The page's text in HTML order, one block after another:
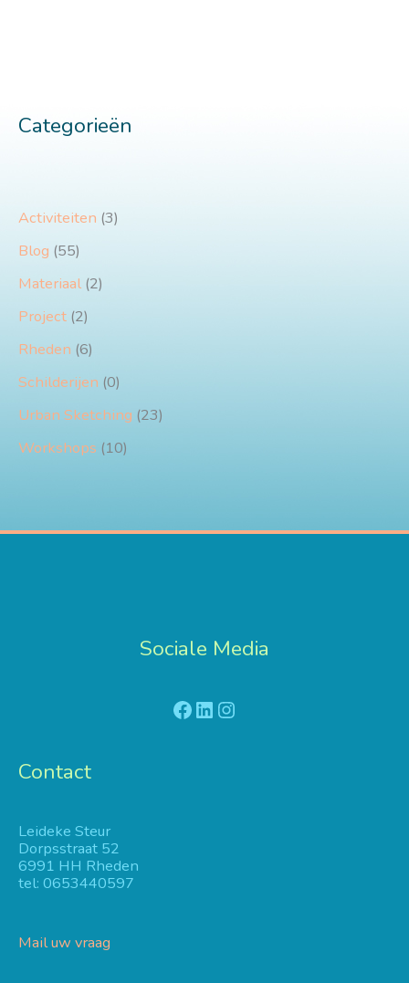
Categorieën
Activiteiten (3)
Blog (55)
Materiaal (2)
Project (2)
Rheden (6)
Schilderijen (0)
Urban Sketching (23)
Workshops (10)
Sociale Media
Facebook
LinkedIn
Instagram
Contact
Leideke Steur
Dorpsstraat 52
6991 HH Rheden
tel: 0653440597
Mail uw vraag